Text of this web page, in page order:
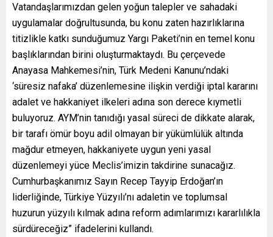
Vatandaşlarımızdan gelen yoğun talepler ve sahadaki
uygulamalar doğrultusunda, bu konu zaten hazırlıklarına
titizlikle katkı sunduğumuz Yargı Paketi’nin en temel konu
başlıklarından birini oluşturmaktaydı. Bu çerçevede
Anayasa Mahkemesi’nin, Türk Medeni Kanunu’ndaki
‘süresiz nafaka’ düzenlemesine ilişkin verdiği iptal kararını
adalet ve hakkaniyet ilkeleri adına son derece kıymetli
buluyoruz. AYM’nin tanıdığı yasal süreci de dikkate alarak,
bir tarafı ömür boyu adil olmayan bir yükümlülük altında
mağdur etmeyen, hakkaniyete uygun yeni yasal
düzenlemeyi yüce Meclis’imizin takdirine sunacağız.
Cumhurbaşkanımız Sayın Recep Tayyip Erdoğan’ın
liderliğinde, Türkiye Yüzyılı’nı adaletin ve toplumsal
huzurun yüzyılı kılmak adına reform adımlarımızı kararlılıkla
sürdüreceğiz” ifadelerini kullandı.